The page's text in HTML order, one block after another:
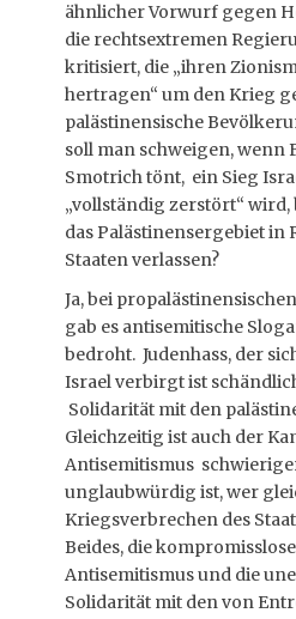
ähnlicher Vorwurf gegen
die rechtsextremen
kritisiert, die „ihren
hertragen“ um den Krieg
palästinensische
soll man schweigen, wenn
Smotrich tönt, ein Sieg
„vollständig zerstört“
das Palästinensergebiet in
Staaten verlassen?
Ja, bei
gab es antisemitische
bedroht. Judenhass, der
Israel verbirgt ist
Solidarität mit den
Gleichzeitig ist auch der
Antisemitismus
unglaubwürdig ist, wer
Kriegsverbrechen des
Beides, die
Antisemitismus und die
Solidarität mit den von